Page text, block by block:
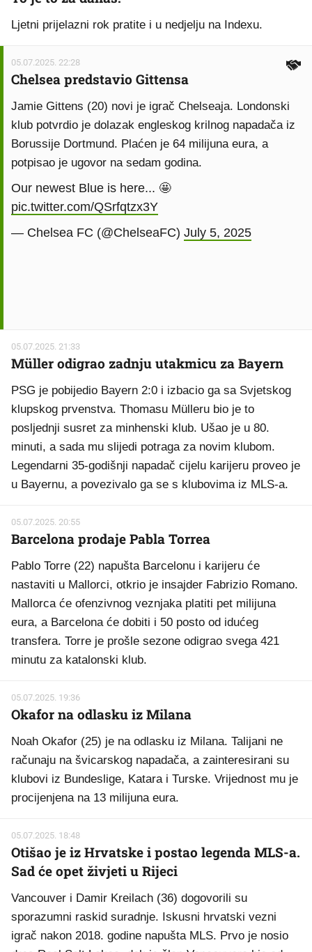
Ljetni prijelazni rok pratite i u nedjelju na Indexu.
05.07.2025. 22:28
Chelsea predstavio Gittensa
Jamie Gittens (20) novi je igrač Chelseaja. Londonski
klub potvrdio je dolazak engleskog krilnog napadača iz
Borussije Dortmund. Plaćen je 64 milijuna eura, a
potpisao je ugovor na sedam godina.
Our newest Blue is here... 🤩
pic.twitter.com/QSrfqtzx3Y
— Chelsea FC (@ChelseaFC) July 5, 2025
05.07.2025. 21:33
Müller odigrao zadnju utakmicu za Bayern
PSG je pobijedio Bayern 2:0 i izbacio ga sa Svjetskog
klupskog prvenstva. Thomasu Mülleru bio je to
posljednji susret za minhenski klub. Ušao je u 80.
minuti, a sada mu slijedi potraga za novim klubom.
Legendarni 35-godišnji napadač cijelu karijeru proveo je
u Bayernu, a povezivalo ga se s klubovima iz MLS-a.
05.07.2025. 20:55
Barcelona prodaje Pabla Torrea
Pablo Torre (22) napušta Barcelonu i karijeru će
nastaviti u Mallorci, otkrio je insajder Fabrizio Romano.
Mallorca će ofenzivnog veznjaka platiti pet milijuna
eura, a Barcelona će dobiti i 50 posto od idućeg
transfera. Torre je prošle sezone odigrao svega 421
minutu za katalonski klub.
05.07.2025. 19:36
Okafor na odlasku iz Milana
Noah Okafor (25) je na odlasku iz Milana. Talijani ne
računaju na švicarskog napadača, a zainteresirani su
klubovi iz Bundeslige, Katara i Turske. Vrijednost mu je
procijenjena na 13 milijuna eura.
05.07.2025. 18:48
Otišao je iz Hrvatske i postao legenda MLS-a.
Sad će opet živjeti u Rijeci
Vancouver i Damir Kreilach (36) dogovorili su
sporazumni raskid suradnje. Iskusni hrvatski vezni
igrač nakon 2018. godine napušta MLS. Prvo je nosio